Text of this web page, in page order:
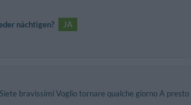
nächtigen? JA
bravissimi Voglio tornare qualche giorno A presto